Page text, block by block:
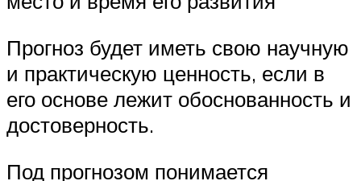
Прогноз будет иметь свою научную
и практическую ценность, если в
его основе лежит обоснованность и
достоверность.
Под прогнозом понимается